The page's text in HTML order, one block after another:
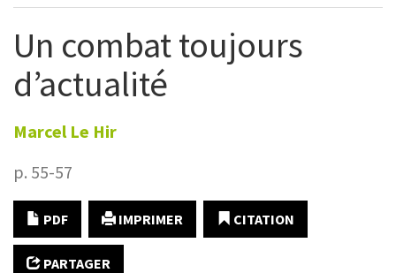
Un combat toujours
d’actualité
Marcel Le Hir
p. 55-57
PDF IMPRIMER CITATION
PARTAGER